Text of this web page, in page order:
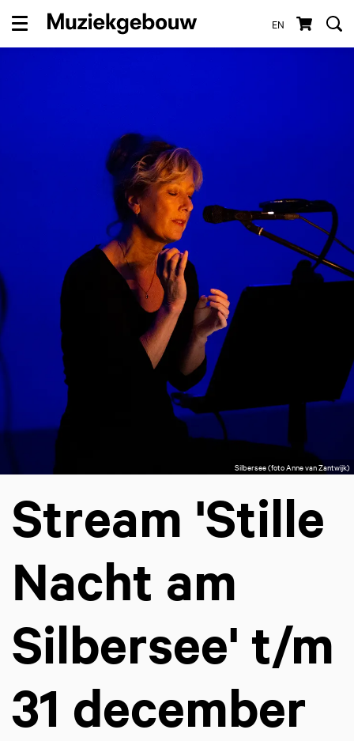
EN
Menu
Silbersee (foto Anne van Zantwijk)
Stream 'Stille
Nacht am
Silbersee' t/m
31 december